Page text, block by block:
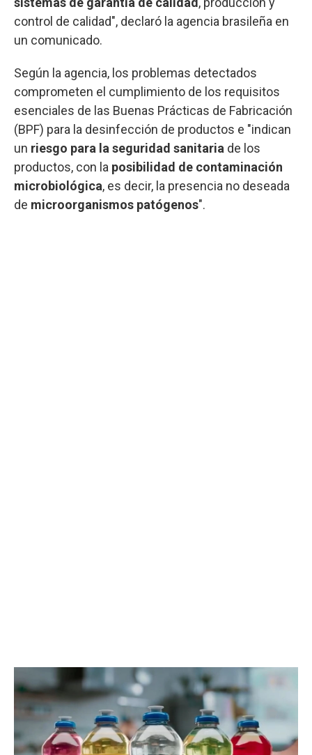
control de calidad", declaró la agencia brasileña en
un comunicado.
Según la agencia, los problemas detectados
comprometen el cumplimiento de los requisitos
esenciales de las Buenas Prácticas de Fabricación
(BPF) para la desinfección de productos e "indican
un riesgo para la seguridad sanitaria de los
productos, con la posibilidad de contaminación
microbiológica, es decir, la presencia no deseada
de microorganismos patógenos".